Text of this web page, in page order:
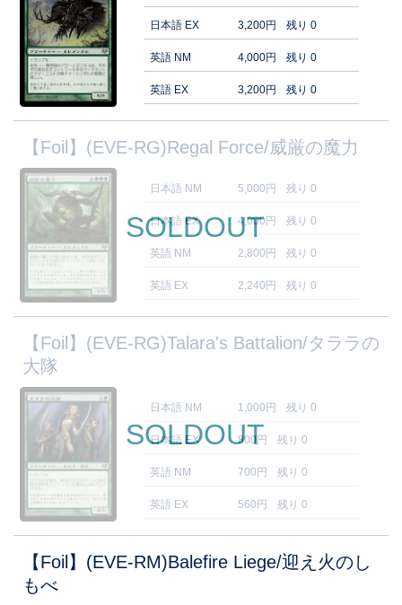
日本語 EX 3,200円 残り 0
英語 NM 4,000円 残り 0
英語 EX 3,200円 残り 0
【Foil】(EVE-RG)Regal Force/威厳の魔力
日本語 NM 5,000円 残り 0
日本語 EX 4,000円 残り 0
英語 NM 2,800円 残り 0
英語 EX 2,240円 残り 0
SOLDOUT
【Foil】(EVE-RG)Talara's Battalion/タララの
大隊
日本語 NM 1,000円 残り 0
日本語 EX 800円 残り 0
英語 NM 700円 残り 0
英語 EX 560円 残り 0
SOLDOUT
【Foil】(EVE-RM)Balefire Liege/迎え火のし
もべ